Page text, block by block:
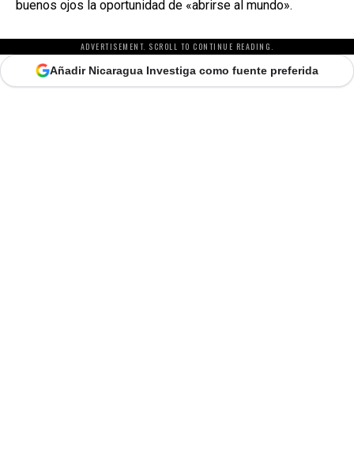
buenos ojos la oportunidad de «abrirse al mundo».
ADVERTISEMENT. SCROLL TO CONTINUE READING.
Añadir Nicaragua Investiga como fuente preferida